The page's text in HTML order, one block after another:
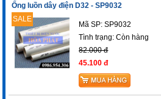
Ống luồn dây điện D32 - SP9032
SALE
Mã SP: SP9032
Tình trạng:Còn hàng
82.000 đ
45.100 đ